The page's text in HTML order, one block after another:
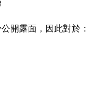
開露面，因此對於：